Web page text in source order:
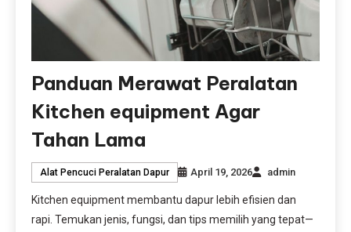
Panduan Merawat Peralatan
Kitchen equipment Agar
Tahan Lama
Alat Pencuci Peralatan Dapur April 19, 2026 admin
Kitchen equipment membantu dapur lebih efisien dan
rapi. Temukan jenis, fungsi, dan tips memilih yang tepat—